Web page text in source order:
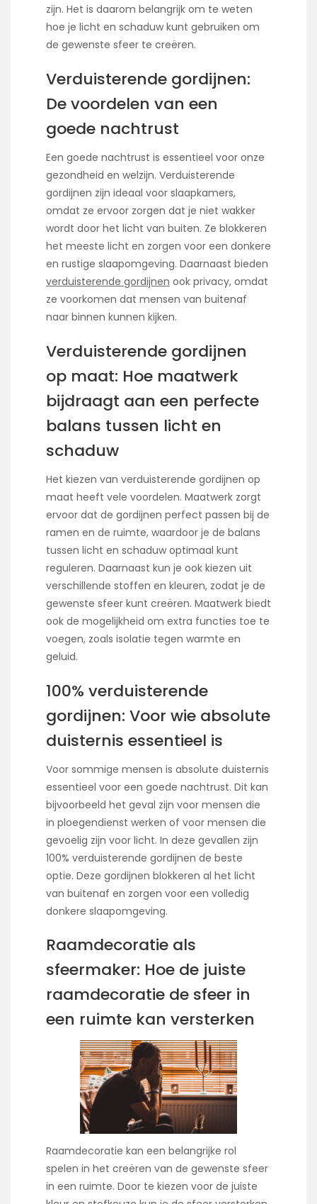
zijn. Het is daarom belangrijk om te weten
hoe je licht en schaduw kunt gebruiken om
de gewenste sfeer te creëren.
Verduisterende gordijnen:
De voordelen van een
goede nachtrust
Een goede nachtrust is essentieel voor onze
gezondheid en welzijn. Verduisterende
gordijnen zijn ideaal voor slaapkamers,
omdat ze ervoor zorgen dat je niet wakker
wordt door het licht van buiten. Ze blokkeren
het meeste licht en zorgen voor een donkere
en rustige slaapomgeving. Daarnaast bieden
verduisterende gordijnen ook privacy, omdat
ze voorkomen dat mensen van buitenaf
naar binnen kunnen kijken.
Verduisterende gordijnen
op maat: Hoe maatwerk
bijdraagt aan een perfecte
balans tussen licht en
schaduw
Het kiezen van verduisterende gordijnen op
maat heeft vele voordelen. Maatwerk zorgt
ervoor dat de gordijnen perfect passen bij de
ramen en de ruimte, waardoor je de balans
tussen licht en schaduw optimaal kunt
reguleren. Daarnaast kun je ook kiezen uit
verschillende stoffen en kleuren, zodat je de
gewenste sfeer kunt creëren. Maatwerk biedt
ook de mogelijkheid om extra functies toe te
voegen, zoals isolatie tegen warmte en
geluid.
100% verduisterende
gordijnen: Voor wie absolute
duisternis essentieel is
Voor sommige mensen is absolute duisternis
essentieel voor een goede nachtrust. Dit kan
bijvoorbeeld het geval zijn voor mensen die
in ploegendienst werken of voor mensen die
gevoelig zijn voor licht. In deze gevallen zijn
100% verduisterende gordijnen de beste
optie. Deze gordijnen blokkeren al het licht
van buitenaf en zorgen voor een volledig
donkere slaapomgeving.
Raamdecoratie als
sfeermaker: Hoe de juiste
raamdecoratie de sfeer in
een ruimte kan versterken
Raamdecoratie kan een belangrijke rol
spelen in het creëren van de gewenste sfeer
in een ruimte. Door te kiezen voor de juiste